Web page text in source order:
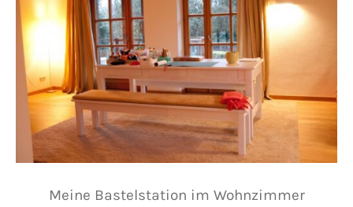
Meine Bastelstation im Wohnzimmer